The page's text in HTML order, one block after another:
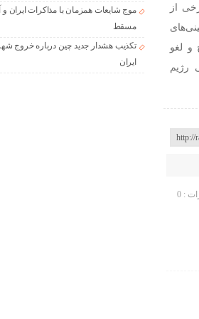
از
و لغو
رژیم
: 0
موج شایعات همزمان با مذاکرات ایران و
مسقط
تکذیب هشدار جدید چین درباره خروج
ایران